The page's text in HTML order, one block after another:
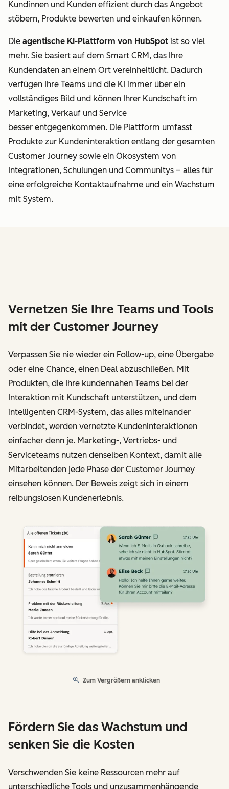
Kundinnen und Kunden effizient durch das Angebot
stöbern, Produkte bewerten und einkaufen können.
Die agentische KI-Plattform von HubSpot ist so viel
mehr. Sie basiert auf dem Smart CRM, das Ihre
Kundendaten an einem Ort vereinheitlicht. Dadurch
verfügen Ihre Teams und die KI immer über ein
vollständiges Bild und können Ihrer Kundschaft im
Marketing, Verkauf und Service
besser entgegenkommen. Die Plattform umfasst
Produkte zur Kundeninteraktion entlang der gesamten
Customer Journey sowie ein Ökosystem von
Integrationen, Schulungen und Communitys – alles für
eine erfolgreiche Kontaktaufnahme und ein Wachstum
mit System.
Vernetzen Sie Ihre Teams und Tools
mit der Customer Journey
Verpassen Sie nie wieder ein Follow-up, eine Übergabe
oder eine Chance, einen Deal abzuschließen. Mit
Produkten, die Ihre kundennahen Teams bei der
Interaktion mit Kundschaft unterstützen, und dem
intelligenten CRM-System, das alles miteinander
verbindet, werden vernetzte Kundeninteraktionen
einfacher denn je. Marketing-, Vertriebs- und
Serviceteams nutzen denselben Kontext, damit alle
Mitarbeitenden jede Phase der Customer Journey
einsehen können. Der Beweis zeigt sich in einem
reibungslosen Kundenerlebnis.
Zum Vergrößern anklicken
Fördern Sie das Wachstum und
senken Sie die Kosten
Verschwenden Sie keine Ressourcen mehr auf
unterschiedliche Tools und unzusammenhängende